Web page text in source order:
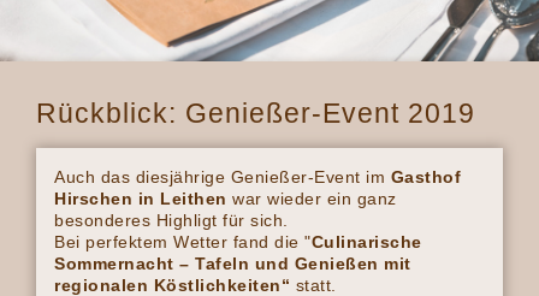
Rückblick: Genießer-Event 2019
Auch das diesjährige Genießer-Event im Gasthof
Hirschen in Leithen war wieder ein ganz
besonderes Highligt für sich.
Bei perfektem Wetter fand die "Culinarische
Sommernacht – Tafeln und Genießen mit
regionalen Köstlichkeiten“ statt.